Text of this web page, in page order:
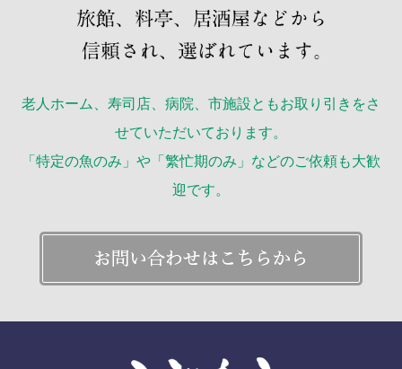
老人ホーム、寿司店、病院、市施設ともお取り引きをさ
せていただいております。
「特定の魚のみ」や「繁忙期のみ」などのご依頼も大歓
迎です。